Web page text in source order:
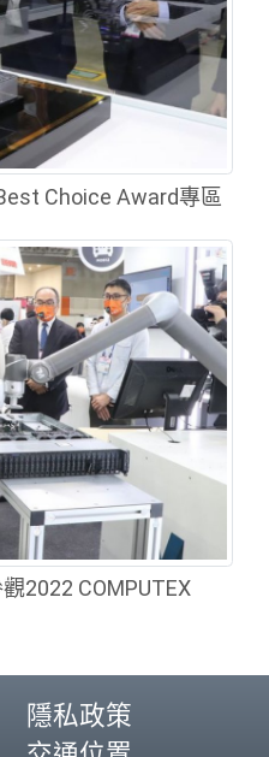
Choice Award專區
2022 COMPUTEX
隱私政策